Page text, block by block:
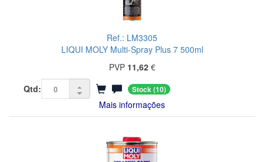
Ref.: LM3305
LIQUI MOLY Multi-Spray Plus 7 500ml
PVP 11,62€
Qtd:
Stock(10)
Mais informações